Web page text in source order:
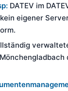
DATEV im
eigener